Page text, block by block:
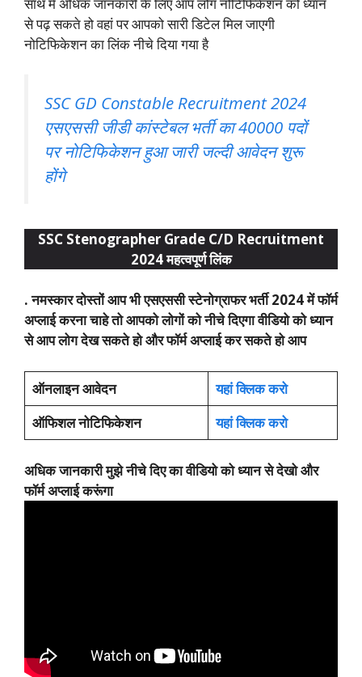
से पढ़ सकते हो वहां पर आपको सारी डिटेल मिल जाएगी
नोटिफिकेशन का लिंक नीचे दिया गया है
SSC GD Constable Recruitment 2024
एसएससी जीडी कांस्टेबल भर्ती का 40000 पदों
पर नोटिफिकेशन हुआ जारी जल्दी आवेदन शुरू
होंगे
SSC Stenographer Grade C/D Recruitment
2024 महत्वपूर्ण लिंक
. नमस्कार दोस्तों आप भी एसएससी स्टेनोग्राफर भर्ती 2024 में फॉर्म
अप्लाई करना चाहे तो आपको लोगों को नीचे दिएगा वीडियो को ध्यान
से आप लोग देख सकते हो और फॉर्म अप्लाई कर सकते हो आप
ऑनलाइन आवेदन
यहां क्लिक करो
ऑफिशल नोटिफिकेशन
यहां क्लिक करो
अधिक जानकारी मुझे नीचे दिए का वीडियो को ध्यान से देखो और
फॉर्म अप्लाई करूंगा